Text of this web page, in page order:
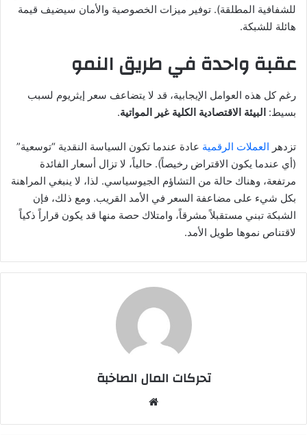
للشفافية المطلقة). توفير ميزات الخصوصية والأمان سيضيف قيمة
هائلة للشبكة.
عقبة واحدة في طريق النمو
رغم كل هذه العوامل الإيجابية، قد لا يتضاعف سعر إيثريوم لسبب
بسيط: البيئة الاقتصادية الكلية غير المواتية.
تزدهر العملات الرقمية عادة عندما تكون السياسة النقدية “توسعية”
(أي عندما يكون الاقتراض رخيصاً). حالياً، لا تزال أسعار الفائدة
مرتفعة، وهناك حالة من التشاؤم الجيوسياسي. لذا، لا ينبغي المراهنة
بكل شيء على مضاعفة السعر في الأمد القريب. ومع ذلك، فإن
الشبكة تبني مستقبلاً مشرقاً، وامتلاك حصة منها قد يكون قراراً ذكياً
لاقتناص نموها طويل الأمد.
تحركات المال الصاخبة